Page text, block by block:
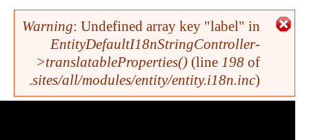
Error message
Warning: Undefined array key "label" in
EntityDefaultI18nStringController-
>translatableProperties() (line 198 of
sites/all/modules/entity/entity.i18n.inc).